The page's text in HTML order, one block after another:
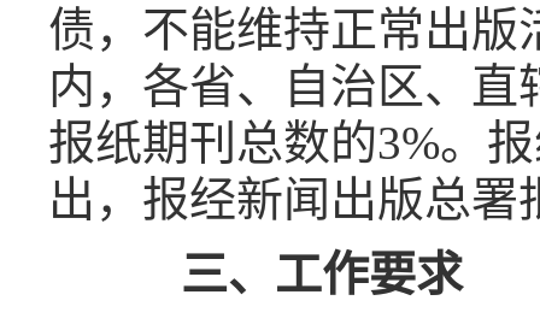
债，不能维持正常出
内，各省、自治区、
报纸期刊总数的3%。
出，报经新闻出版总署
三、工作要求